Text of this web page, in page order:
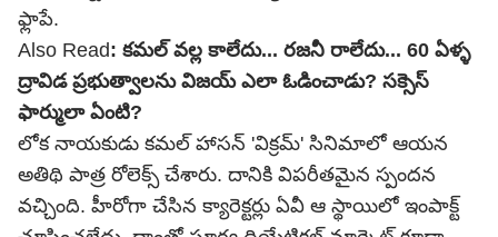
ఫ్లాపే.
Also Read: కమల్‌ వల్ల కాలేదు... రజనీ రాలేదు... 60 ఏళ్ళ
ద్రావిడ ప్రభుత్వాలను విజయ్ ఎలా ఓడించాడు? సక్సెస్
ఫార్ములా ఏంటి?
లోక నాయకుడు కమల్ హాసన్ 'విక్రమ్' సినిమాలో ఆయన
అతిథి పాత్ర రోలెక్స్ చేశారు. దానికి విపరీతమైన స్పందన
వచ్చింది. హీరోగా చేసిన క్యారెక్టర్లు ఏవీ ఆ స్థాయిలో ఇంపాక్ట్